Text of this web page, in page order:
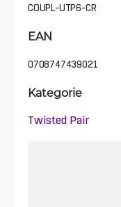
COUPL-UTP6-CR
EAN
0708747439021
Kategorie
Twisted Pair